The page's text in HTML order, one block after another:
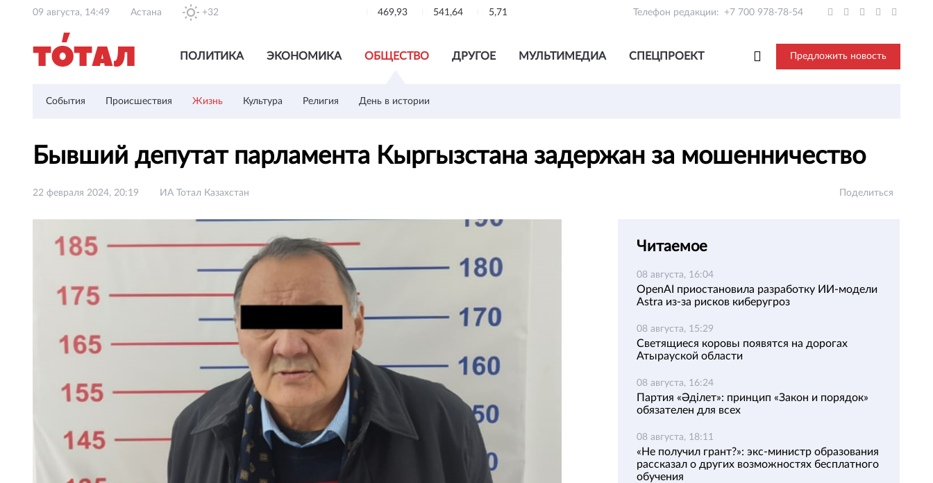
09 августа, 14:49 Астана +32 469,93 541,64 5,71 Телефон редакции: +7 700 978-78-54
ПОЛИТИКА ЭКОНОМИКА ОБЩЕСТВО ДРУГОЕ МУЛЬТИМЕДИА СПЕЦПРОЕКТ Предложить новость
События Происшествия Жизнь Культура Религия День в истории
Бывший депутат парламента Кыргызстана задержан за мошенничество
22 февраля 2024, 20:19 ИА Тотал Казахстан Поделиться
Читаемое
08 августа, 16:04
OpenAI приостановила разработку ИИ-модели
Astra из-за рисков киберугроз
08 августа, 15:29
Светящиеся коровы появятся на дорогах
Атырауской области
08 августа, 16:24
Партия «Әділет»: принцип «Закон и порядок»
обязателен для всех
08 августа, 18:11
«Не получил грант?»: экс-министр образования
рассказал о других возможностях бесплатного
обучения